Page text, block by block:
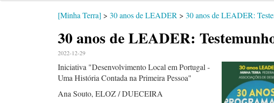
[Minha Terra] > 30 anos de LEADER > 30 anos de LEADER:
30 anos de LEADER:
2022-12-29
Iniciativa "Desenvolvimento Local em Portugal -
Uma História Contada na Primeira Pessoa"
Ana Souto, ELOZ / DUECEIRA